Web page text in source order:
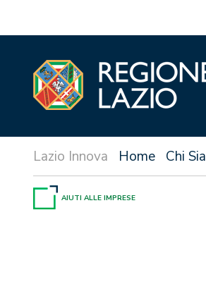
Home Chi
AIUTI ALLE IMPRESE